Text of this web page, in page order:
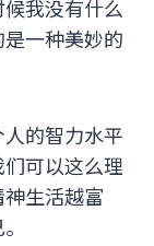
我没有什么
一种美妙的
的智力水平
可以这么理
生活越富